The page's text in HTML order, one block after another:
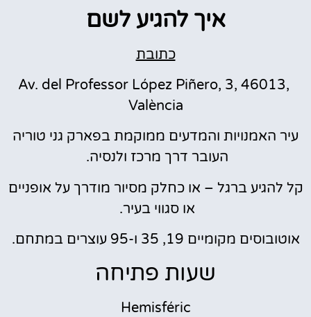
איך להגיע לשם
כתובת
Av. del Professor López Piñero, 3, 46013,
València
עיר האמנויות והמדעים ממוקמת בפארק גני טוריה
העובר דרך מרכז ולנסיה.
קל להגיע ברגל – או כחלק מסיור מודרך על אופניים
או סגווי בעיר.
אוטובוסים מקומיים 19, 35 ו-95 עוצרים במתחם.
שעות פתיחה
Hemisféric